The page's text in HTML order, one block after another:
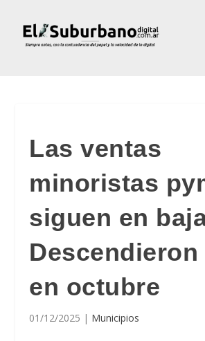
Las ventas
minoristas
siguen en
Descendieron
en octubre
01/12/2025 | Municipios